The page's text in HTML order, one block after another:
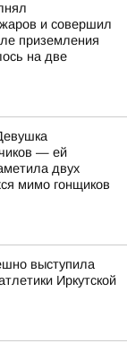
и совершил
приземления
на две
— ей
двух
мимо гонщиков
выступила
Иркутской